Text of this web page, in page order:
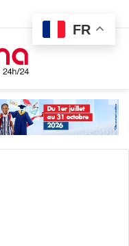
FR